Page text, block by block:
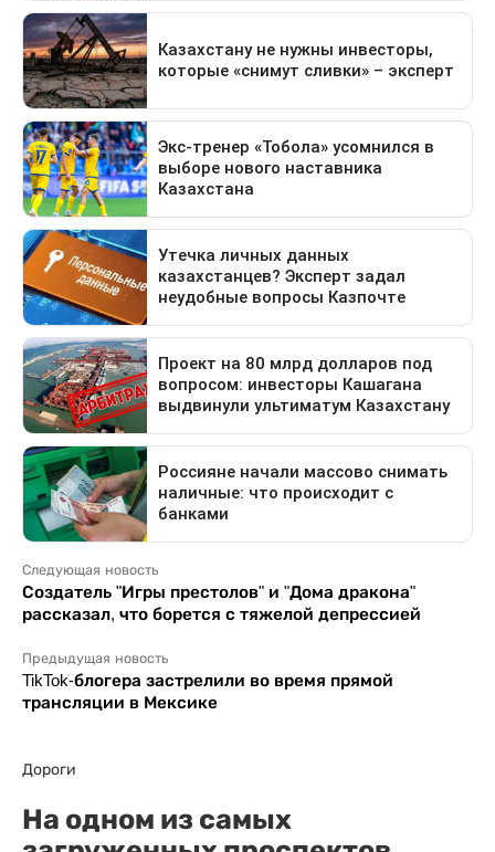
Следующая новость
Создатель "Игры престолов" и "Дома дракона"
рассказал, что борется с тяжелой депрессией
Предыдущая новость
TikTok-блогера застрелили во время прямой
трансляции в Мексике
Дороги
На одном из самых